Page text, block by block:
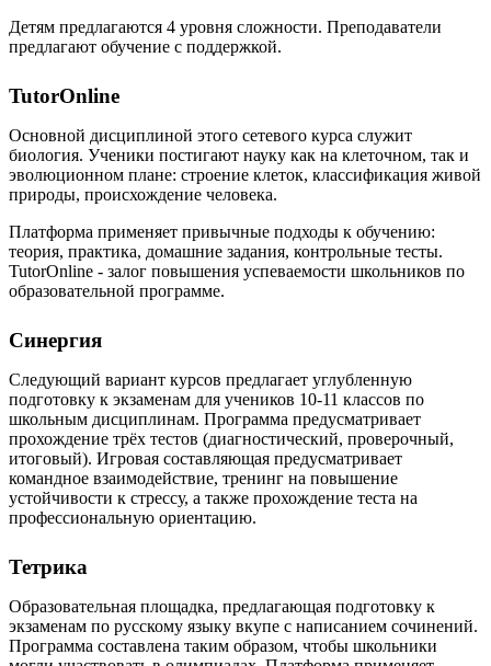
Детям предлагаются 4 уровня сложности. Преподаватели
предлагают обучение с поддержкой.
TutorOnline
Основной дисциплиной этого сетевого курса служит
биология. Ученики постигают науку как на клеточном, так и
эволюционном плане: строение клеток, классификация живой
природы, происхождение человека.
Платформа применяет привычные подходы к обучению:
теория, практика, домашние задания, контрольные тесты.
TutorOnline - залог повышения успеваемости школьников по
образовательной программе.
Синергия
Следующий вариант курсов предлагает углубленную
подготовку к экзаменам для учеников 10-11 классов по
школьным дисциплинам. Программа предусматривает
прохождение трёх тестов (диагностический, проверочный,
итоговый). Игровая составляющая предусматривает
командное взаимодействие, тренинг на повышение
устойчивости к стрессу, а также прохождение теста на
профессиональную ориентацию.
Тетрика
Образовательная площадка, предлагающая подготовку к
экзаменам по русскому языку вкупе с написанием сочинений.
Программа составлена таким образом, чтобы школьники